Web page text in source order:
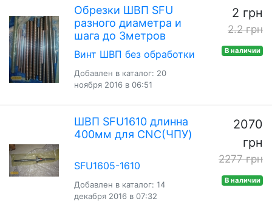
Обрезки ШВП SFU
разного диаметра и
шага до 3метров
Винт ШВП без обработки
Добавлен в каталог: 20
ноября 2016 в 06:51
2 грн
2.2 грн
В наличии
ШВП SFU1610 длинна
400мм для CNC(ЧПУ)
SFU1605-1610
Добавлен в каталог: 14
декабря 2016 в 07:32
2070
грн
2277 грн
В наличии